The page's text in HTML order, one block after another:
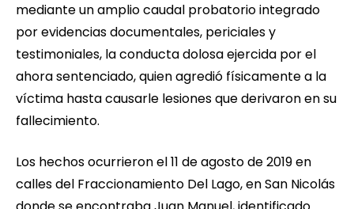
mediante un amplio caudal probatorio integrado
por evidencias documentales, periciales y
testimoniales, la conducta dolosa ejercida por el
ahora sentenciado, quien agredió físicamente a la
víctima hasta causarle lesiones que derivaron en su
fallecimiento.
Los hechos ocurrieron el 11 de agosto de 2019 en
calles del Fraccionamiento Del Lago, en San Nicolás